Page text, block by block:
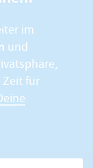
im
und
Zeit für